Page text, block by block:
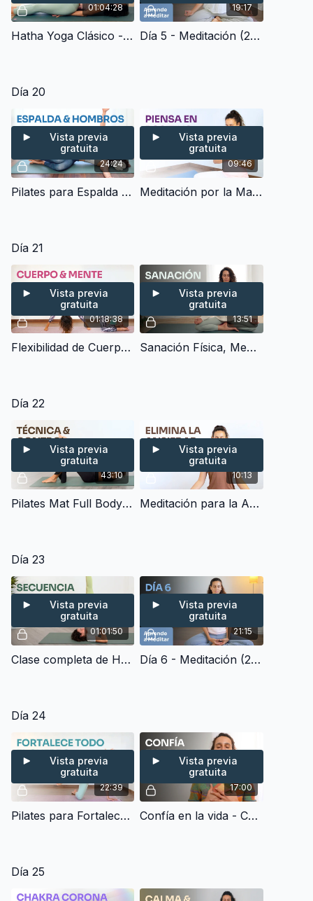
01:04:28
Hatha Yoga Clásico - Clase Completa + Pranayama (60 min)
19:17
Día 5 - Meditación (20 min) | Aprende a Meditar
Día 20
24:24
Vista previa
gratuita
Pilates para Espalda Alta, Hombros & Postura Corporal - Elimina Tensión & Rigidez (20 min)
09:46
Vista previa
gratuita
Meditación por la Mañana - Comienza el día con una Mente Positiva y con Energía (8 min)
Día 21
01:18:38
Vista previa
gratuita
Flexibilidad de Cuerpo y Mente - Hatha Yoga con Visualización Final (70 min)
13:51
Vista previa
gratuita
Sanación Física, Mental & Emocional - Meditación Guiada (10 min)
Día 22
43:10
Vista previa
gratuita
Pilates Mat Full Body - Técnica & Control (40 min)
10:13
Vista previa
gratuita
Meditación para la Ansiedad - Meditación Guiada para reducir la Ansiedad (10 min)
Día 23
01:01:50
Vista previa
gratuita
Clase completa de Hatha Yoga Clásico: Fuerza, Equilibrio y Flexibilidad – Secuencia Sivananda (70 min)
21:15
Vista previa
gratuita
Día 6 - Meditación (20 min) | Aprende a Meditar
Día 24
22:39
Vista previa
gratuita
Pilates para Fortalecer Todo el Cuerpo - Rutina Exprés con Estiramiento Final (20 min)
17:00
Vista previa
gratuita
Confía en la vida - Charla y Meditación
Día 25